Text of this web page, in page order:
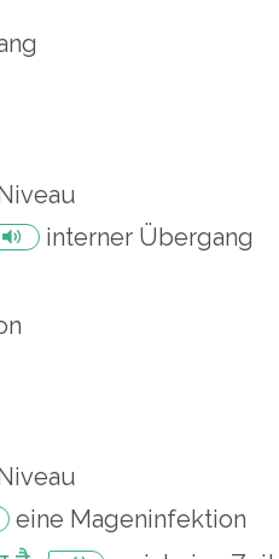
interner Übergang
eine Mageninfektion